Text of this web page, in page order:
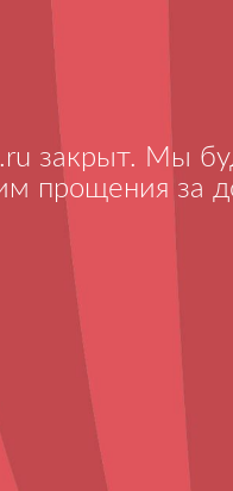
закрыт. Мы
прощения за